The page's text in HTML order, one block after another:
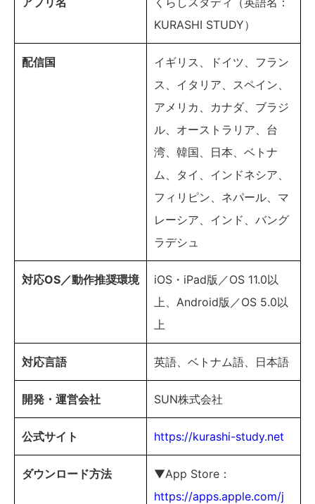
KURASHI STUDY）
配信国
イギリス、ドイツ、フラン
ス、イタリア、スペイン、
アメリカ、カナダ、ブラジ
ル、オーストラリア、台
湾、韓国、日本、ベトナ
ム、タイ、インドネシア、
フィリピン、ネパール、マ
レーシア、インド、バング
ラデシュ
対応OS／動作推奨環境
iOS・iPad版／OS 11.0以
上、Android版／OS 5.0以
上
対応言語 英語、ベトナム語、日本語
開発・運営会社 SUN株式会社
公式サイト https://kurashi-study.net
ダウンロード方法
▼App Store：
https://apps.apple.com/j